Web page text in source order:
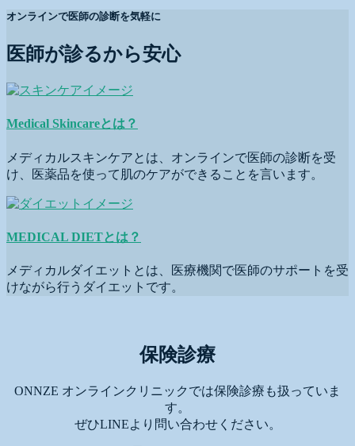
オンラインで医師の診断を気軽に
医師が診るから安心
Medical Skincareとは？
メディカルスキンケアとは、オンラインで医師の診断を受
け、医薬品を使って肌のケアができることを言います。
MEDICAL DIETとは？
メディカルダイエットとは、医療機関で医師のサポートを受
けながら行うダイエットです。
保険診療
ONNZE オンラインクリニックでは保険診療も扱っていま
す。
ぜひLINEより問い合わせください。